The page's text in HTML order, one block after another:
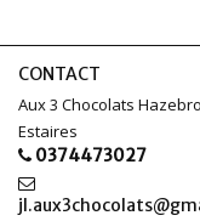
CONTACT
Aux 3 Chocolats
Estaires
0374473027